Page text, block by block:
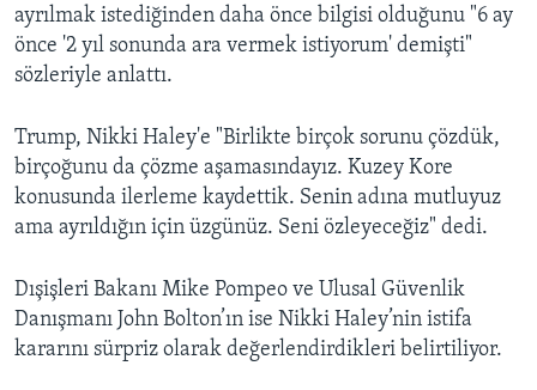
ayrılmak istediğinden daha önce bilgisi olduğunu "6 ay
önce '2 yıl sonunda ara vermek istiyorum' demişti"
sözleriyle anlattı.
Trump, Nikki Haley'e "Birlikte birçok sorunu çözdük,
birçoğunu da çözme aşamasındayız. Kuzey Kore
konusunda ilerleme kaydettik. Senin adına mutluyuz
ama ayrıldığın için üzgünüz. Seni özleyeceğiz" dedi.
Dışişleri Bakanı Mike Pompeo ve Ulusal Güvenlik
Danışmanı John Bolton’ın ise Nikki Haley’nin istifa
kararını sürpriz olarak değerlendirdikleri belirtiliyor.